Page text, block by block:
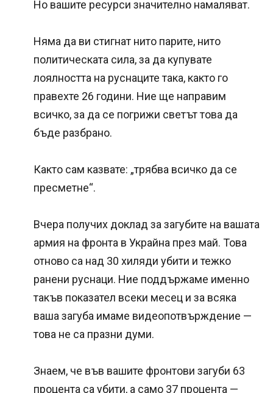
Но вашите ресурси значително намаляват.
Няма да ви стигнат нито парите, нито
политическата сила, за да купувате
лоялността на руснаците така, както го
правехте 26 години. Ние ще направим
всичко, за да се погрижи светът това да
бъде разбрано.
Както сам казвате: „трябва всичко да се
пресметне“.
Вчера получих доклад за загубите на вашата
армия на фронта в Украйна през май. Това
отново са над 30 хиляди убити и тежко
ранени руснаци. Ние поддържаме именно
такъв показател всеки месец и за всяка
ваша загуба имаме видеопотвърждение —
това не са празни думи.
Знаем, че във вашите фронтови загуби 63
процента са убити, а само 37 процента —